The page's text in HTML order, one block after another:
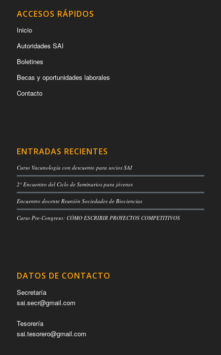
ACCESOS RÁPIDOS
Inicio
Autoridades SAI
Boletines
Becas y oportunidades laborales
Contacto
ENTRADAS RECIENTES
Curso Vacunología con descuento para socios SAI
2° Encuentro del Ciclo de Seminarios para jóvenes
Encuentro docente Reunión Sociedades de Biociencias
Curso Pre-Congreso: CÓMO ESCRIBIR PROYECTOS COMPETITIVOS
DATOS DE CONTACTO
Secretaría
sai.secr@gmail.com
Tesorería
sai.tesorero@gmail.com